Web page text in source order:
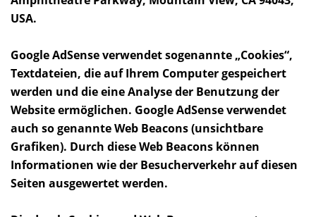
USA.
Google AdSense verwendet sogenannte „Cookies“,
Textdateien, die auf Ihrem Computer gespeichert
werden und die eine Analyse der Benutzung der
Website ermöglichen. Google AdSense verwendet
auch so genannte Web Beacons (unsichtbare
Grafiken). Durch diese Web Beacons können
Informationen wie der Besucherverkehr auf diesen
Seiten ausgewertet werden.